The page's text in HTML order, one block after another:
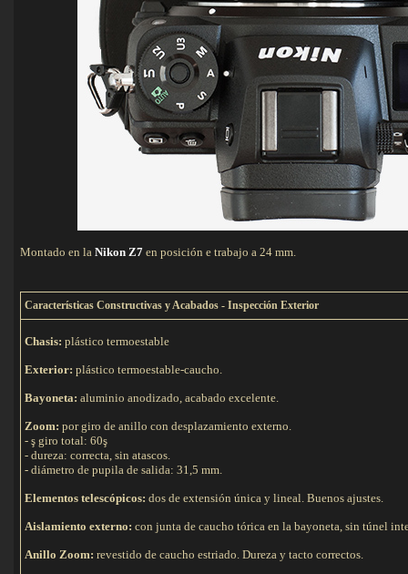
Montado en la Nikon Z7 en posición e trabajo a 24 mm.
Características Constructivas y Acabados - Inspección Exterior
Chasis: plástico termoestable
Exterior: plástico termoestable-caucho.
Bayoneta: aluminio anodizado, acabado excelente.
Zoom: por giro de anillo con desplazamiento externo.
- ş giro total: 60ş
- dureza: correcta, sin atascos.
- diámetro de pupila de salida: 31,5 mm.
Elementos telescópicos: dos de extensión única y lineal. Buenos ajustes.
Aislamiento externo: con junta de caucho tórica en la bayoneta, sin túnel
Anillo Zoom: revestido de caucho estriado. Dureza y tacto correctos.